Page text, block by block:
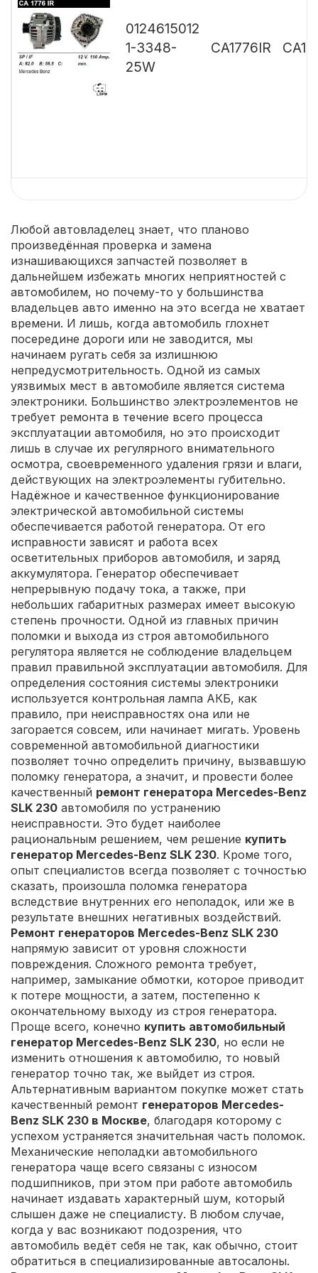
0124615012
1-3348-
25W
CA1776IR
Любой автовладелец знает, что планово
произведённая проверка и замена
изнашивающихся запчастей позволяет в
дальнейшем избежать многих неприятностей с
автомобилем, но почему-то у большинства
владельцев авто именно на это всегда не хватает
времени. И лишь, когда автомобиль глохнет
посередине дороги или не заводится, мы
начинаем ругать себя за излишнюю
непредусмотрительность. Одной из самых
уязвимых мест в автомобиле является система
электроники. Большинство электроэлементов не
требует ремонта в течение всего процесса
эксплуатации автомобиля, но это происходит
лишь в случае их регулярного внимательного
осмотра, своевременного удаления грязи и влаги,
действующих на электроэлементы губительно.
Надёжное и качественное функционирование
электрической автомобильной системы
обеспечивается работой генератора. От его
исправности зависят и работа всех
осветительных приборов автомобиля, и заряд
аккумулятора. Генератор обеспечивает
непрерывную подачу тока, а также, при
небольших габаритных размерах имеет высокую
степень прочности. Одной из главных причин
поломки и выхода из строя автомобильного
регулятора является не соблюдение владельцем
правил правильной эксплуатации автомобиля. Для
определения состояния системы электроники
используется контрольная лампа АКБ, как
правило, при неисправностях она или не
загорается совсем, или начинает мигать. Уровень
современной автомобильной диагностики
позволяет точно определить причину, вызвавшую
поломку генератора, а значит, и провести более
качественный ремонт генератора Mercedes-Benz
SLK 230 автомобиля по устранению
неисправности. Это будет наиболее
рациональным решением, чем решение купить
генератор Mercedes-Benz SLK 230. Кроме того,
опыт специалистов всегда позволяет с точностью
сказать, произошла поломка генератора
вследствие внутренних его неполадок, или же в
результате внешних негативных воздействий.
Ремонт генераторов Mercedes-Benz SLK 230
напрямую зависит от уровня сложности
повреждения. Сложного ремонта требует,
например, замыкание обмотки, которое приводит
к потере мощности, а затем, постепенно к
окончательному выходу из строя генератора.
Проще всего, конечно купить автомобильный
генератор Mercedes-Benz SLK 230, но если не
изменить отношения к автомобилю, то новый
генератор точно так, же выйдет из строя.
Альтернативным вариантом покупке может стать
качественный ремонт генераторов Mercedes-
Benz SLK 230 в Москве, благодаря которому с
успехом устраняется значительная часть поломок.
Механические неполадки автомобильного
генератора чаще всего связаны с износом
подшипников, при этом при работе автомобиль
начинает издавать характерный шум, который
слышен даже не специалисту. В любом случае,
когда у вас возникают подозрения, что
автомобиль ведёт себя не так, как обычно, стоит
обратиться в специализированные автосалоны.